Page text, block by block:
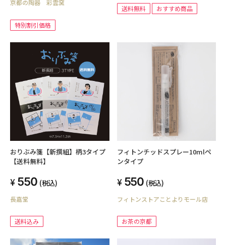
京都の陶器 彩雲窯
特別割引価格
送料無料 おすすめ商品
おりぶみ箋【新撰組】柄3タイプ
【送料無料】
550 (税込)
長嘉堂
送料込み
フィトンチッドスプレー10mlペ
ンタイプ
550 (税込)
フィトンストアことよりモール店
お茶の京都